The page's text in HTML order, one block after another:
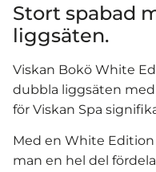
Stort spabad
liggsäten.
Viskan Bokö White
dubbla liggsäten
för Viskan Spa
Med en White
man en hel del